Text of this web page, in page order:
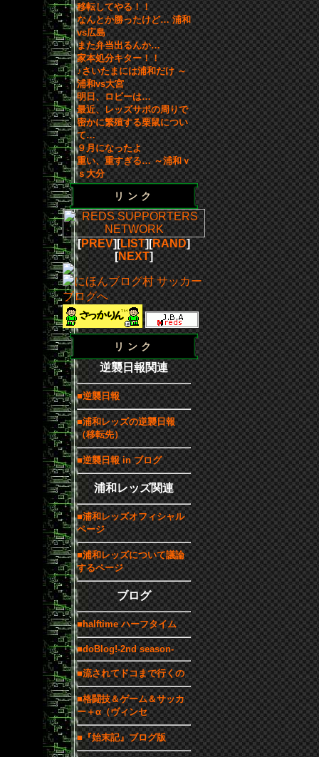
移転してやる！！
なんとか勝ったけど… 浦和
vs広島
また弁当出るんか…
家本処分キター！！
♪さいたまには浦和だけ ～
浦和vs大宮
明日、ロビーは…
最近、レッズサポの周りで
密かに繁殖する栗鼠につい
て…
９月になったよ
重い、重すぎる… ～浦和ｖ
ｓ大分
リンク
[PREV][LIST][RAND]
[NEXT]
リンク
逆襲日報関連
■逆襲日報
■浦和レッズの逆襲日報
（移転先）
■逆襲日報 in ブログ
浦和レッズ関連
■浦和レッズオフィシャル
ページ
■浦和レッズについて議論
するページ
ブログ
■halftime ハーフタイム
■doBlog!-2nd season-
■流されてドコまで行くの
■格闘技＆ゲーム＆サッカ
ー＋α（ヴィンセ
■『始末記』ブログ版